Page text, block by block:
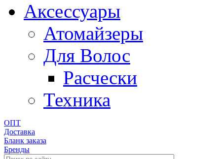
Aксессуары
Атомайзеры
Для Волос
Расчески
Техника
ОПТ
Доставка
Бланк заказа
Бренды